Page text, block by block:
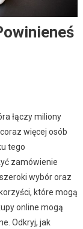
łączy miliony
więcej osób
tego
zamówienie
wybór oraz
które mogą
online mogą
Odkryj, jak